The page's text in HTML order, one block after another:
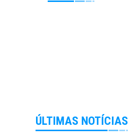
ÚLTIMAS NOTÍCIAS